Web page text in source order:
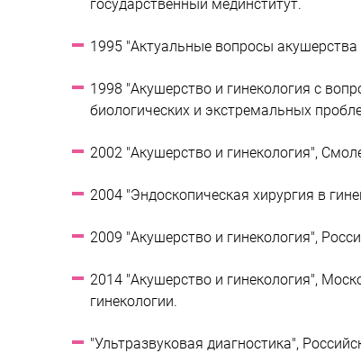
государственный мединститут.
1995 "Актуальные вопросы
1998 "Акушерство и гинекология с
биологических и экстремальных
2002 "Акушерство и гинекология",
2004 "Эндоскопическая хирургия в
2009 "Акушерство и гинекология",
2014 "Акушерство и гинекология",
гинекологии.
"Ультразвуковая диагностика",